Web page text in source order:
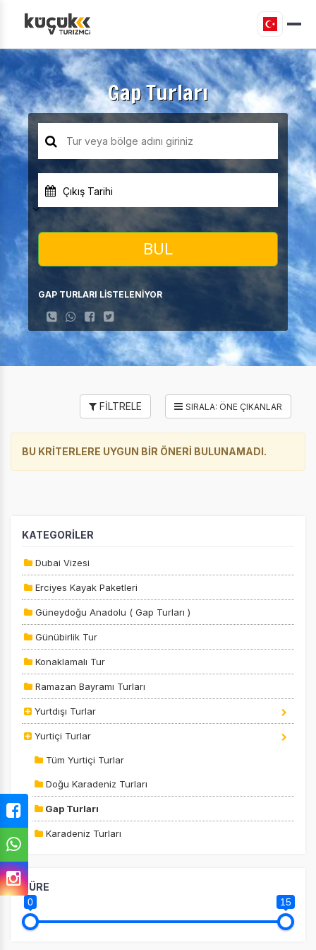
Daha fazla bilgi içinKVKK bilgilendirmemizi,çerez kullanım
Gap Turları
Çıkış Tarihi
BUL
GAP TURLARI LİSTELENİYOR
FİLTRELE
BU KRİTERLERE UYGUN BİR ÖNERİ BULUNAMADI.
KATEGORİLER
Dubai Vizesi
Erciyes Kayak Paketleri
Güneydoğu Anadolu ( Gap Turları )
Günübirlik Tur
Konaklamalı Tur
Ramazan Bayramı Turları
Yurtdışı Turlar
Yurtiçi Turlar
Tüm Yurtiçi Turlar
Doğu Karadeniz Turları
Gap Turları
Karadeniz Turları
SÜRE
0 15